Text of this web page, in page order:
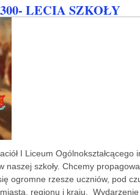
LECIA SZKOŁY
I Liceum Ogólnokształcącego
szkoły. Chcemy
ogromne rzesze uczniów, pod
regionu i kraju. Wydarzenie